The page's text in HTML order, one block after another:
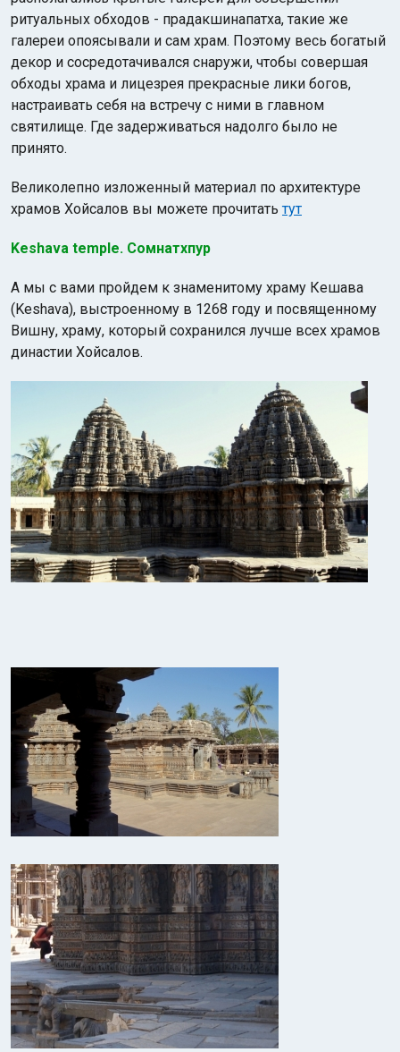
ритуальных обходов - прадакшинапатха, такие же
галереи опоясывали и сам храм. Поэтому весь богатый
декор и сосредотачивался снаружи, чтобы совершая
обходы храма и лицезрея прекрасные лики богов,
настраивать себя на встречу с ними в главном
святилище. Где задерживаться надолго было не
принято.
Великолепно изложенный материал по архитектуре
храмов Хойсалов вы можете прочитать тут
Keshava temple. Сомнатхпур
А мы с вами пройдем к знаменитому храму Кешава
(Keshava), выстроенному в 1268 году и посвященному
Вишну, храму, который сохранился лучше всех храмов
династии Хойсалов.